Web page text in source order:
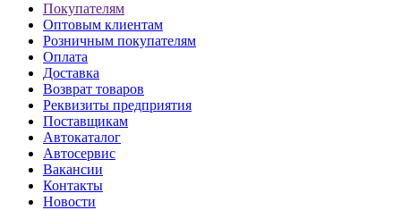
Покупателям
Оптовым клиентам
Розничным покупателям
Оплата
Доставка
Возврат товаров
Реквизиты предприятия
Поставщикам
Автокаталог
Автосервис
Вакансии
Контакты
Новости